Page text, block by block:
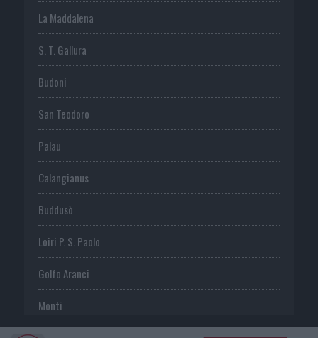
La Maddalena
S. T. Gallura
Budoni
San Teodoro
Palau
Calangianus
Buddusò
Loiri P. S. Paolo
Golfo Aranci
Monti